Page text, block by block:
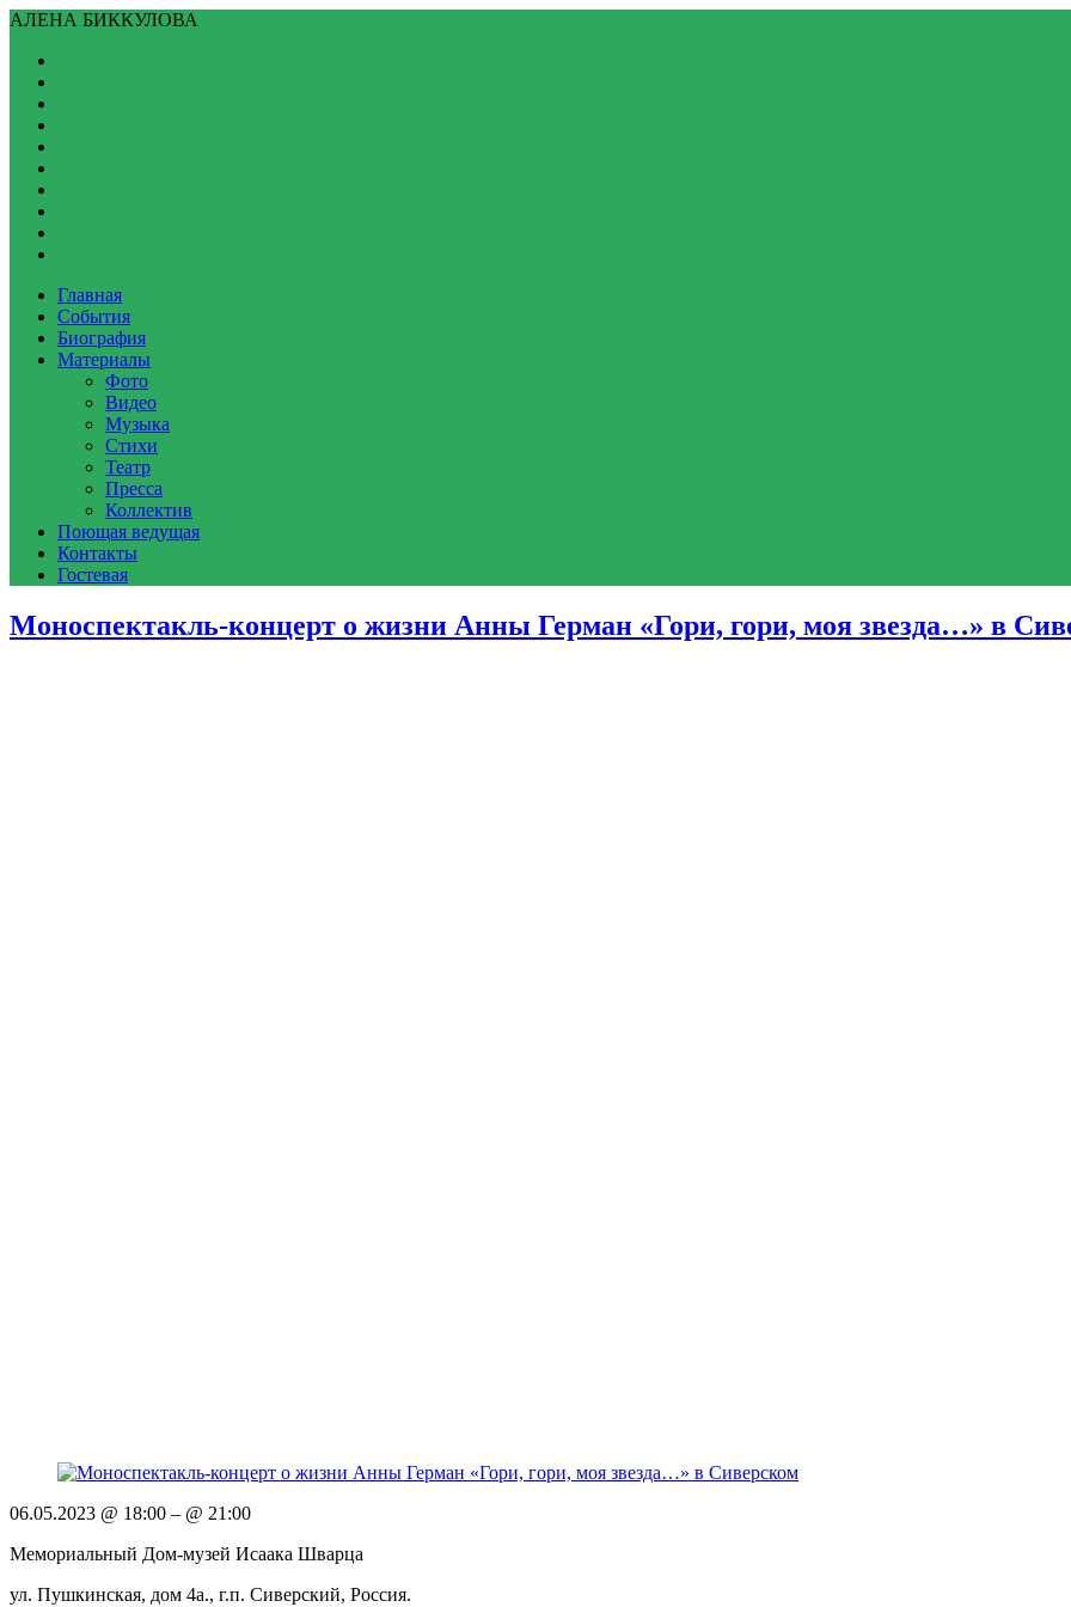
АЛЕНА БИККУЛОВА
Главная
События
Биография
Материалы
Фото
Видео
Музыка
Стихи
Театр
Пресса
Коллектив
Поющая ведущая
Контакты
Гостевая
Моноспектакль-концерт о жизни Анны Герман «Гори, гори, моя звезда…» в
06.05.2023 @ 18:00 – @ 21:00
Мемориальный Дом-музей Исаака Шварца
ул. Пушкинская, дом 4а., г.п. Сиверский, Россия.